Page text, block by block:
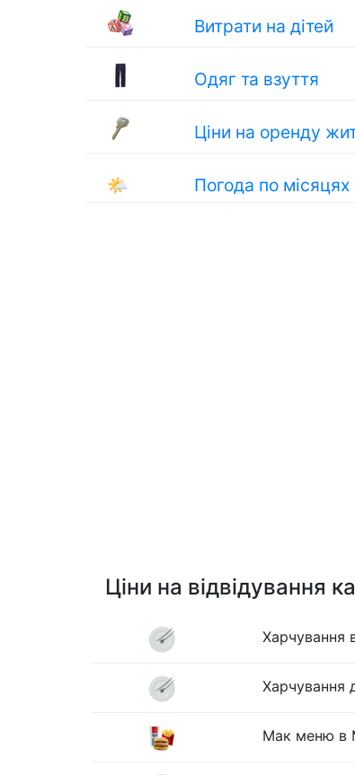
Витрати на дітей
Одяг та взуття
Ціни на оренду
🌤 Погода по
Ціни на відвідування
Харчування
Харчування
Мак меню в